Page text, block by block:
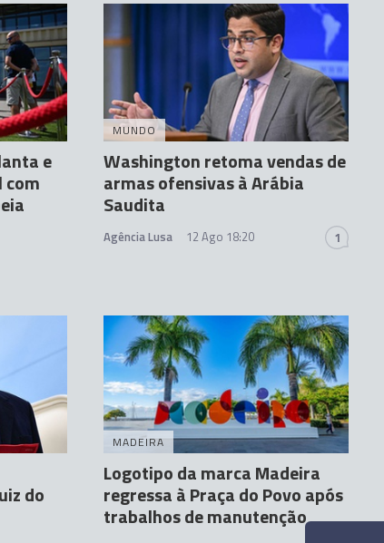
e
MUNDO
Washington retoma vendas de
armas ofensivas à Arábia
Saudita
Agência Lusa 12 Ago 18:20 1
do
MADEIRA
Logotipo da marca Madeira
regressa à Praça do Povo após
trabalhos de manutenção